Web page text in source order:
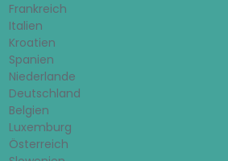
Frankreich
Italien
Kroatien
Spanien
Niederlande
Deutschland
Belgien
Luxemburg
Österreich